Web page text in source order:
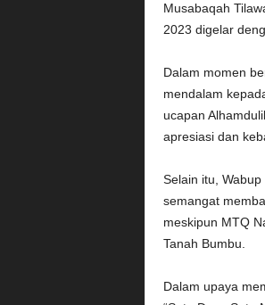
Musabaqah
2023 digelar
Dalam momen
mendalam
ucapan
apresiasi dan
Selain itu,
semangat
meskipun MTQ
Tanah Bumbu.
Dalam upaya